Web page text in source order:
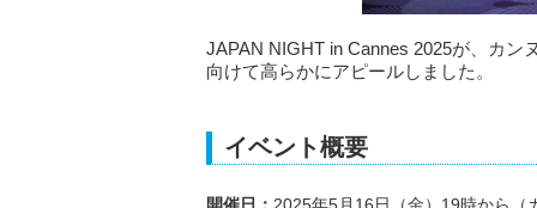
JAPAN NIGHT in Cannes 2025が、カン
向けて高らかにアピールしました。
イベント概要
開催日： 2025年5月16日（金）19時から（